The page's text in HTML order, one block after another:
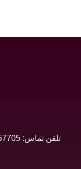
تلفن تماس: 57705-021